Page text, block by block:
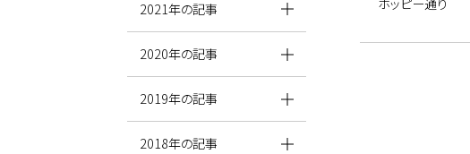
2021年の記事
2020年の記事
2019年の記事
2018年の記事